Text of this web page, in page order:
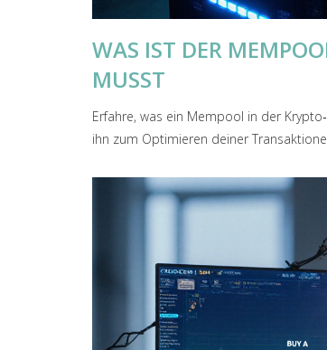
WAS IST DER
MUSST
Erfahre, was ein Mempool in der
ihn zum Optimieren deiner